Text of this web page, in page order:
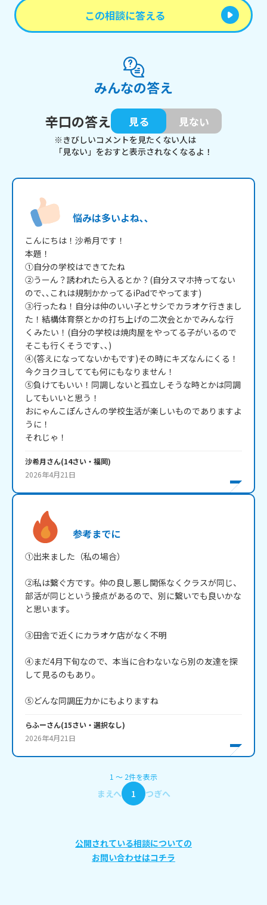
この相談に答える
みんなの答え
辛口の答え
見る 見ない
※きびしいコメントを見たくない人は
「見ない」をおすと表示されなくなるよ！
悩みは多いよね､､
こんにちは！沙希月です！
本題！
①自分の学校はできてたね
②うーん？誘われたら入るとか？(自分スマホ持ってない
ので､､これは規制かかってるiPadでやってます)
③行ったね！自分は仲のいい子とサシでカラオケ行きまし
た！結構体育祭とかの打ち上げの二次会とかでみんな行
くみたい！(自分の学校は焼肉屋をやってる子がいるので
そこも行くそうです､､)
④(答えになってないかもです)その時にキズなんにくる！
今クヨクヨしてても何にもなりません！
⑤負けてもいい！同調しないと孤立しそうな時とかは同調
してもいいと思う！
おにゃんこぽんさんの学校生活が楽しいものでありますよ
うに！
それじゃ！
沙希月さん(14さい・ 福岡)
2026年4月21日
参考までに
①出来ました（私の場合）
②私は繋ぐ方です。仲の良し悪し関係なくクラスが同じ、
部活が同じという接点があるので、別に繋いでも良いかな
と思います。
③田舎で近くにカラオケ店がなく不明
④まだ4月下旬なので、本当に合わないなら別の友達を探
して見るのもあり。
⑤どんな同調圧力かにもよりますね
らふーさん(15さい・ 選択なし)
2026年4月21日
1 〜 2件を表示
まえへ 1 つぎへ
公開されている相談についての
お問い合わせはコチラ